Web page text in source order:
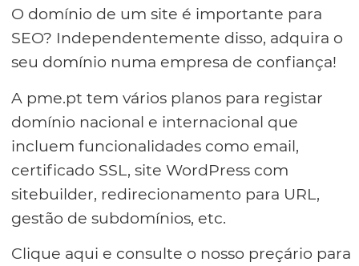
O domínio de um site é importante para
SEO? Independentemente disso, adquira o
seu domínio numa empresa de confiança!
A pme.pt tem vários planos para registar
domínio nacional e internacional que
incluem funcionalidades como email,
certificado SSL, site WordPress com
sitebuilder, redirecionamento para URL,
gestão de subdomínios, etc.
Clique aqui e consulte o nosso preçário para